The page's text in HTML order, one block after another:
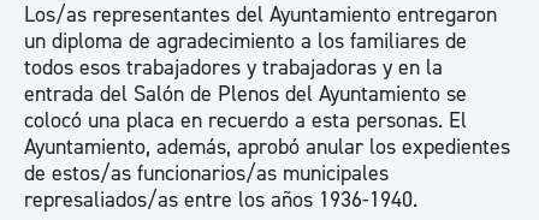
Los/as representantes del Ayuntamiento entregaron
un diploma de agradecimiento a los familiares de
todos esos trabajadores y trabajadoras y en la
entrada del Salón de Plenos del Ayuntamiento se
colocó una placa en recuerdo a esta personas. El
Ayuntamiento, además, aprobó anular los expedientes
de estos/as funcionarios/as municipales
represaliados/as entre los años 1936-1940.